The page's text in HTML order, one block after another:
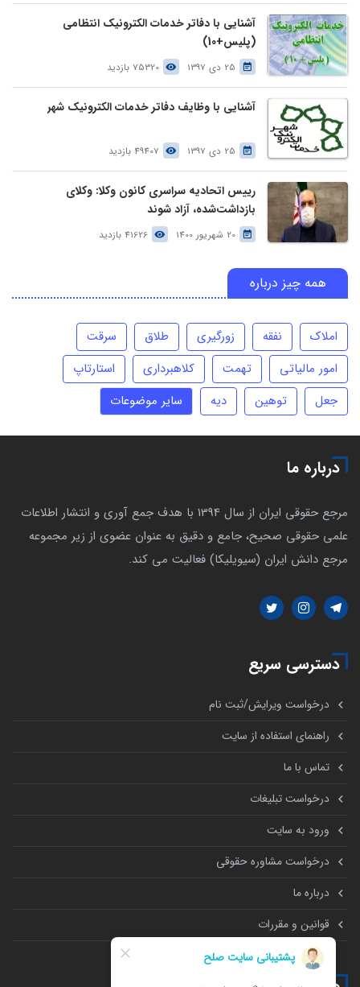
آشنایی با دفاتر خدمات الکترونیک انتظامی
(پلیس+10)
25 دی 1397 75320 بازدید
آشنایی با وظایف دفاتر خدمات الکترونیک شهر
25 دی 1397 49407 بازدید
رییس اتحادیه سراسری کانون وکلا: وکلای
بازداشت‌شده، آزاد شوند
20 شهریور 1400 41626 بازدید
همه چیز درباره
املاک نفقه زورگیری طلاق
سرقت
امور مالیاتی
تهمت کلاهبرداری
استارتاپ
جعل
توهین دیه سایر موضوعات
درباره ما
مرجع حقوقی ایران از سال 1394 با هدف جمع آوری و انتشار اطلاعات
علمی حقوقی صحیح، جامع و دقیق به عنوان عضوی از زیر مجموعه
مرجع دانش ایران (سیویلیکا) فعالیت می کند.
دسترسی سریع
درخواست ویرایش/ثبت نام
راهنمای استفاده از سایت
تماس با ما
درخواست تبلیغات
ورود به سایت
درخواست مشاوره حقوقی
درباره ما
قوانین و مقررات